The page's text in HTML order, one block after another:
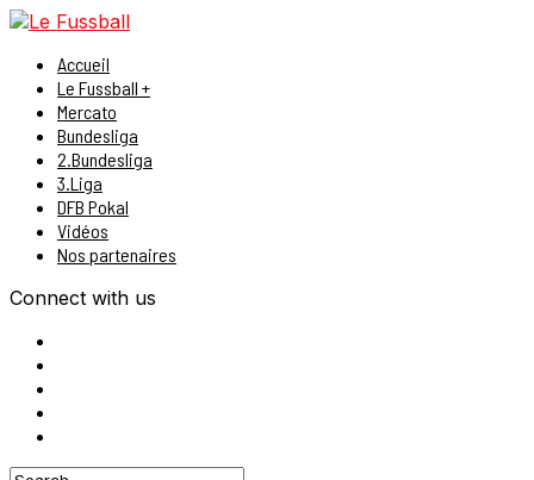
Accueil
Le Fussball +
Mercato
Bundesliga
2.Bundesliga
3.Liga
DFB Pokal
Vidéos
Nos partenaires
Connect with us